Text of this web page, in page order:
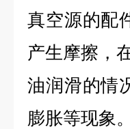
真空源的配
产生摩擦，
油润滑的情
膨胀等现象